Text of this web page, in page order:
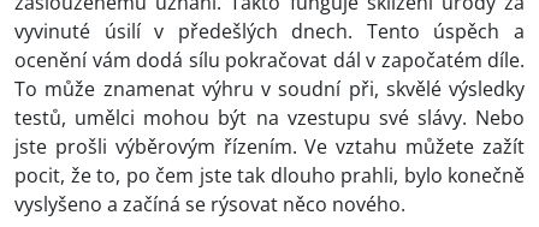
vyvinuté úsilí v předešlých dnech. Tento úspěch a
ocenění vám dodá sílu pokračovat dál v započatém díle.
To může znamenat výhru v soudní při, skvělé výsledky
testů, umělci mohou být na vzestupu své slávy. Nebo
jste prošli výběrovým řízením. Ve vztahu můžete zažít
pocit, že to, po čem jste tak dlouho prahli, bylo konečně
vyslyšeno a začíná se rýsovat něco nového.